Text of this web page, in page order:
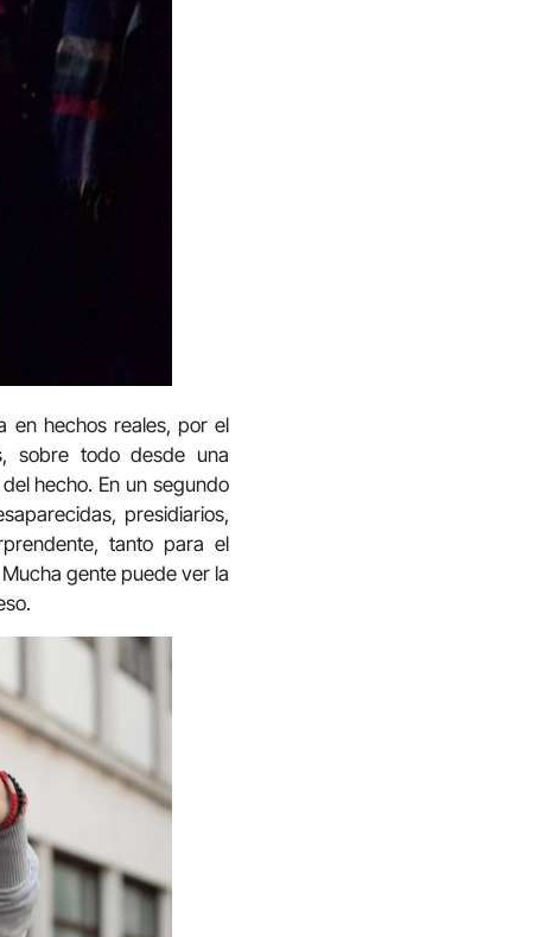
en hechos reales, por el
sobre todo desde una
hecho. En un segundo
presidiarios,
tanto para el
gente puede ver la